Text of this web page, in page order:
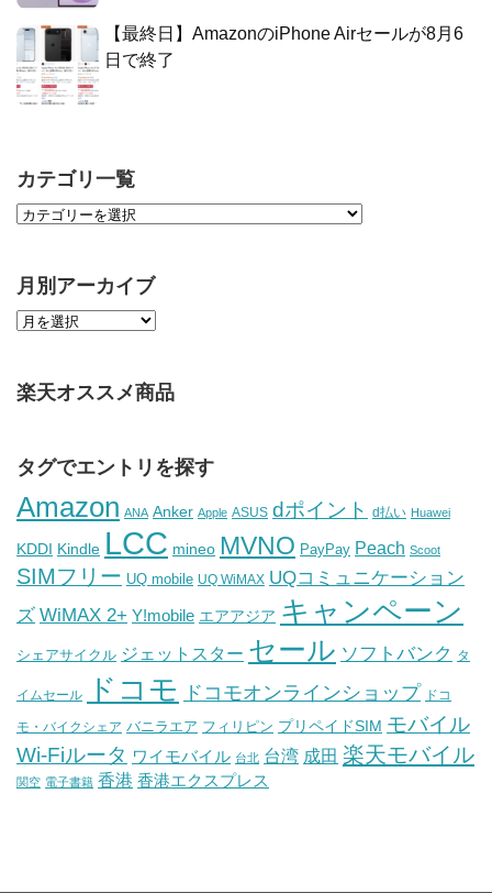
【最終日】AmazonのiPhone Airセールが8月6
日で終了
カテゴリ一覧
月別アーカイブ
楽天オススメ商品
タグでエントリを探す
Amazon ANA Anker Apple ASUS dポイント d払い Huawei
KDDI Kindle LCC mineo MVNO PayPay Peach Scoot
SIMフリー UQ mobile UQ WiMAX UQコミュニケーション
ズ WiMAX 2+ Y!mobile エアアジア キャンペーン
シェアサイクル ジェットスター セール ソフトバンク タ
イムセール ドコモ ドコモオンラインショップ ドコ
モ・バイクシェア バニラエア フィリピン プリペイドSIM モバイル
Wi-Fiルータ ワイモバイル 台北 台湾 成田 楽天モバイル
関空 電子書籍 香港 香港エクスプレス